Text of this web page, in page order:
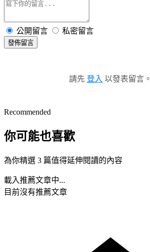
公開留言 私密留言
發佈留言
請先 登入 以發表留言。
Recommended
你可能也喜歡
為你精選 3 篇值得延伸閱讀的內容
載入推薦文章中...
目前沒有推薦文章